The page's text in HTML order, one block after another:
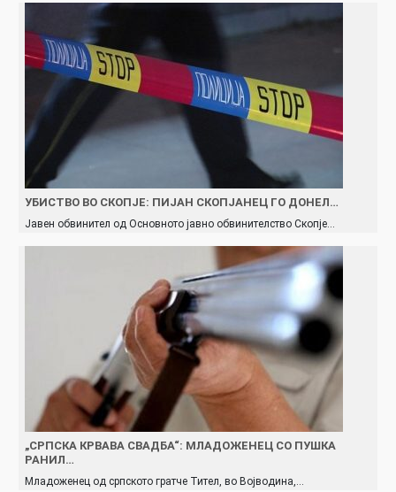
УБИСТВО ВО СКОПЈЕ: ПИЈАН СКОПЈАНЕЦ ГО ДОНЕЛ…
Јавен обвинител од Основното јавно обвинителство Скопје…
„СРПСКА КРВАВА СВАДБА“: МЛАДОЖЕНЕЦ СО ПУШКА
РАНИЛ…
Младоженец од српското гратче Тител, во Војводина,…